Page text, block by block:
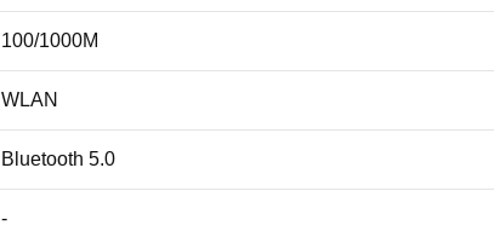
100/1000M
WLAN
Bluetooth 5.0
-